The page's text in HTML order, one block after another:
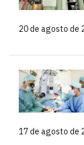
20 de agosto de
17 de agosto de